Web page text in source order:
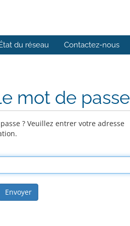
du réseau Contactez-nous
mot de passe
? Veuillez entrer votre adresse
Envoyer